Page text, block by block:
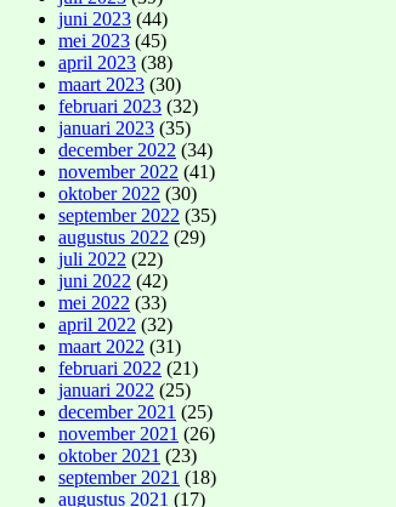
juni 2023 (44)
mei 2023 (45)
april 2023 (38)
maart 2023 (30)
februari 2023 (32)
januari 2023 (35)
december 2022 (34)
november 2022 (41)
oktober 2022 (30)
september 2022 (35)
augustus 2022 (29)
juli 2022 (22)
juni 2022 (42)
mei 2022 (33)
april 2022 (32)
maart 2022 (31)
februari 2022 (21)
januari 2022 (25)
december 2021 (25)
november 2021 (26)
oktober 2021 (23)
september 2021 (18)
augustus 2021 (17)